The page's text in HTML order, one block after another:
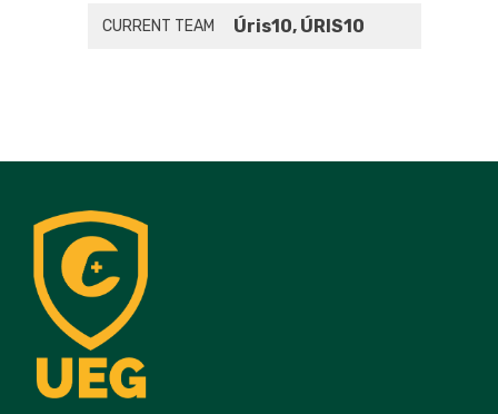
CURRENT TEAM Úris10, ÚRIS10